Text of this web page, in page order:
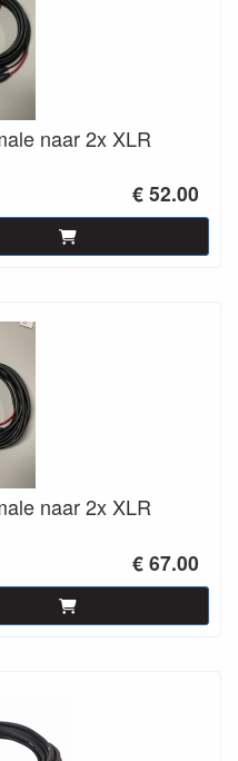
naar 2x XLR
€ 52.00
naar 2x XLR
€ 67.00